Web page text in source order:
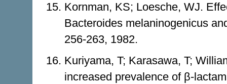
Kornman, KS; Loesche, WJ.
Bacteroides melaninogenicus
256-263, 1982.
Kuriyama, T; Karasawa, T;
increased prevalence of β-